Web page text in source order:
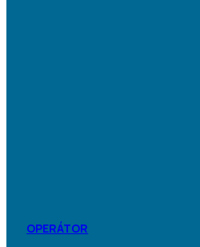
OPERÁTOR